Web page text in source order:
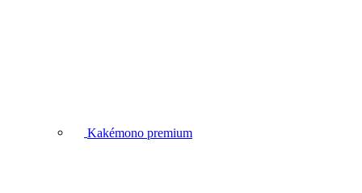
Kakémono premium